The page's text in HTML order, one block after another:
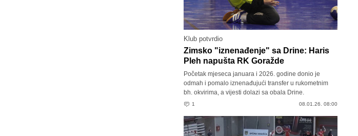
Klub potvrdio
Zimsko "iznenađenje" sa Drine: Haris
Pleh napušta RK Goražde
Početak mjeseca januara i 2026. godine donio je
odmah i pomalo iznenađujući transfer u rukometnim
bh. okvirima, a vijesti dolazi sa obala Drine.
1 08.01.26. 08:00